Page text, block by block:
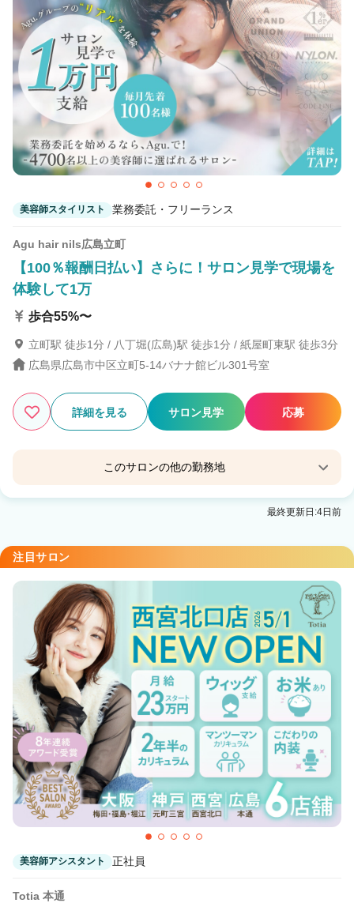
美容師スタイリスト 業務委託・フリーランス
Agu hair nils広島立町
【100％報酬日払い】さらに！サロン見学で現場を
体験して1万
歩合55%〜
立町駅 徒歩1分 / 八丁堀(広島)駅 徒歩1分 / 紙屋町東駅 徒歩3分
広島県広島市中区立町5-14バナナ館ビル301号室
詳細を見る サロン見学 応募
このサロンの他の勤務地
Agu hair nord広島紙屋町
Agu hair velocita広島中央通り
Agu hair mine 広島舟入
舟入町駅 徒歩5分
Agu hair rubis 広島段原
Agu hair cherish 広島宇品
皆実町六丁目（西側）駅 徒歩3分
Agu hair face 東広島
西条(広島)駅 車10分
最終更新日:4日前
注目サロン
美容師アシスタント 正社員
Totia 本通